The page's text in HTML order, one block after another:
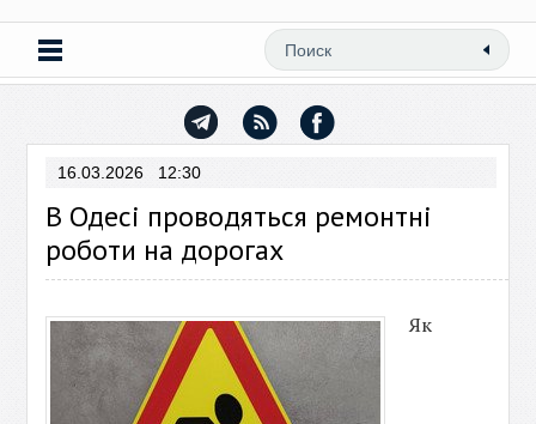
16.03.2026 12:30
В Одесі проводяться ремонтні
роботи на дорогах
Як